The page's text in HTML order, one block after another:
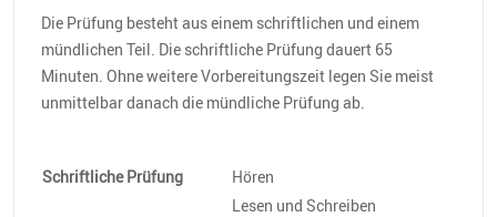
Die Prüfung besteht aus einem schriftlichen und einem
mündlichen Teil. Die schriftliche Prüfung dauert 65
Minuten. Ohne weitere Vorbereitungszeit legen Sie meist
unmittelbar danach die mündliche Prüfung ab.
Schriftliche Prüfung
Hören
Lesen und Schreiben